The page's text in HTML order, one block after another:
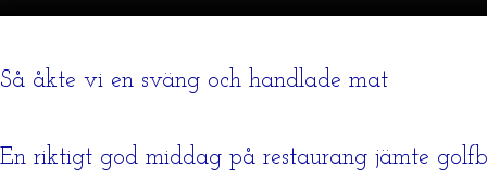
Så åkte vi en sväng och handlade mat
En riktigt god middag på restaurang jämte